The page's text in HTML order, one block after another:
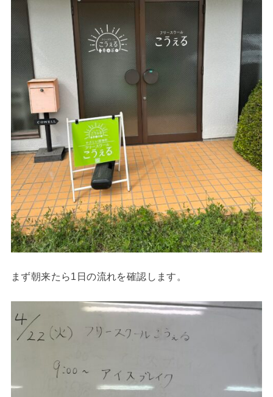
まず朝来たら1日の流れを確認します。